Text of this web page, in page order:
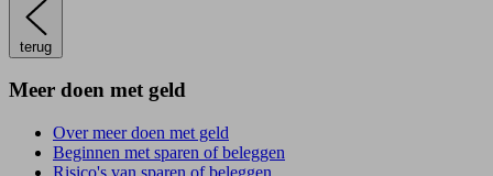
terug
Meer doen met geld
Over meer doen met geld
Beginnen met sparen of beleggen